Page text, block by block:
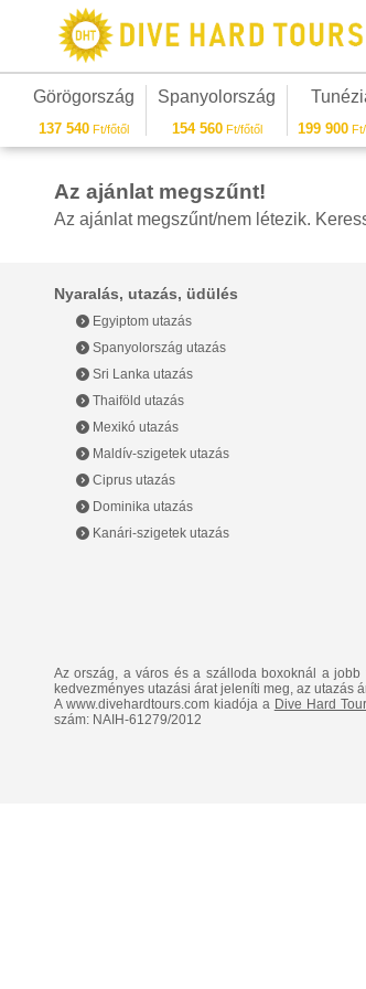
Görögország
137 540 Ft/főtől
Spanyolország
154 560Ft/főtől 199 900Ft/
Az ajánlat megszűnt!
Az ajánlat megszűnt/nem létezik.
Nyaralás, utazás, üdülés
Egyiptom utazás
Spanyolország utazás
Sri Lanka utazás
Thaiföld utazás
Mexikó utazás
Maldív-szigetek utazás
Ciprus utazás
Dominika utazás
Kanári-szigetek utazás
Az ország, a város és a szálloda boxoknál a
kedvezményes utazási árat jeleníti meg, az
A www.divehardtours.com kiadója a Dive Hard
szám: NAIH-61279/2012